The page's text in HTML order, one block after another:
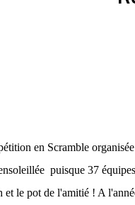
en Scramble
puisque 37
le pot de l'amitié ! A